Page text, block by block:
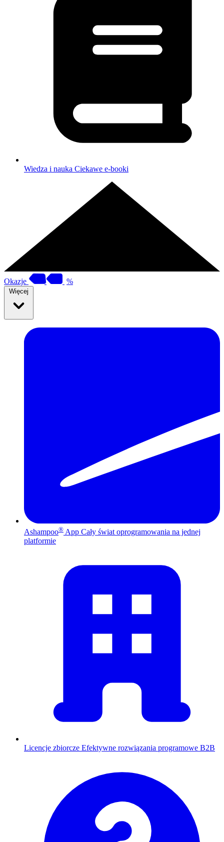
Wiedza i nauka Ciekawe e-booki
Okazje %
Więcej
Ashampoo® App Cały świat oprogramowania na jednej
platformie
Licencje zbiorcze Efektywne rozwiązania programowe B2B